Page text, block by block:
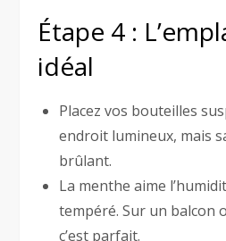
Étape 4 :
idéal
Placez vos bouteilles
endroit lumineux, mais
brûlant.
La menthe aime
tempéré. Sur un balcon
c’est parfait.